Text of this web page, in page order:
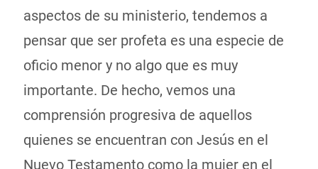
aspectos de su ministerio, tendemos a
pensar que ser profeta es una especie de
oficio menor y no algo que es muy
importante. De hecho, vemos una
comprensión progresiva de aquellos
quienes se encuentran con Jesús en el
Nuevo Testamento como la mujer en el